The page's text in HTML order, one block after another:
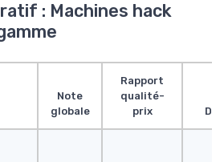
: Machines hack
Note
globale
Rapport
qualité-
prix